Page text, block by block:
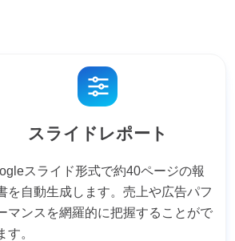
スライドレポート
スライド形式で約40ページの報
を自動生成します。売上や広告パフ
マンスを網羅的に把握することがで
す。